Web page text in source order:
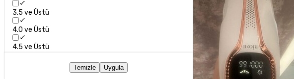
3.5 ve Üstü
4.0 ve Üstü
4.5 ve Üstü
Temizle Uygula